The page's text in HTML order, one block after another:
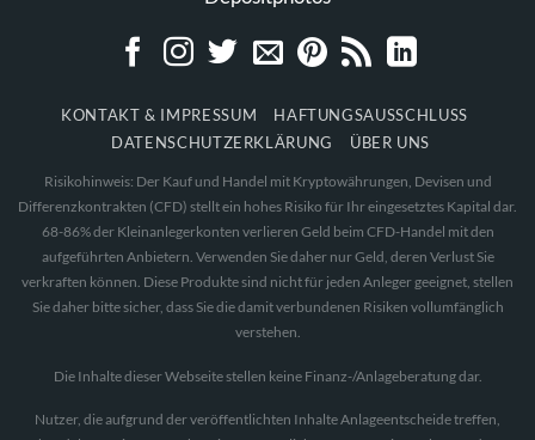
KONTAKT & IMPRESSUM
HAFTUNGSAUSSCHLUSS
DATENSCHUTZERKLÄRUNG
ÜBER UNS
Risikohinweis: Der Kauf und Handel mit Kryptowährungen, Devisen und
Differenzkontrakten (CFD) stellt ein hohes Risiko für Ihr eingesetztes Kapital dar.
68-86% der Kleinanlegerkonten verlieren Geld beim CFD-Handel mit den
aufgeführten Anbietern. Verwenden Sie daher nur Geld, deren Verlust Sie
verkraften können. Diese Produkte sind nicht für jeden Anleger geeignet, stellen
Sie daher bitte sicher, dass Sie die damit verbundenen Risiken vollumfänglich
verstehen.
Die Inhalte dieser Webseite stellen keine Finanz-/Anlageberatung dar.
Nutzer, die aufgrund der veröffentlichten Inhalte Anlageentscheide treffen,